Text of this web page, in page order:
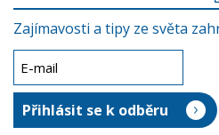
Zajímavosti a tipy ze světa